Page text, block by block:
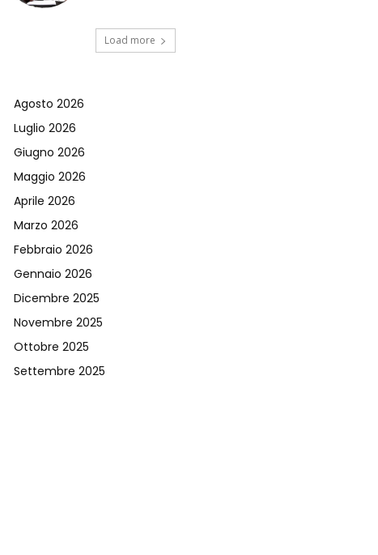
Load more
Agosto 2026
Luglio 2026
Giugno 2026
Maggio 2026
Aprile 2026
Marzo 2026
Febbraio 2026
Gennaio 2026
Dicembre 2025
Novembre 2025
Ottobre 2025
Settembre 2025